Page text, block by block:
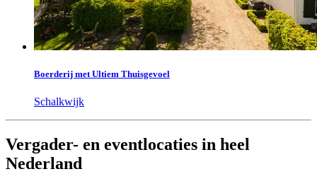
Boerderij met Ultiem Thuisgevoel
Schalkwijk
Vergader- en eventlocaties in heel
Nederland